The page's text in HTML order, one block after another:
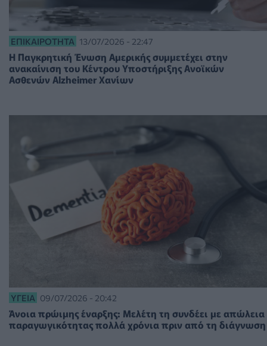
ΕΠΙΚΑΙΡΌΤΗΤΑ 13/07/2026 - 22:47
Η Παγκρητική Ένωση Αμερικής συμμετέχει στην
ανακαίνιση του Κέντρου Υποστήριξης Ανοϊκών
Ασθενών Alzheimer Χανίων
ΥΓΕΊΑ 09/07/2026 - 20:42
Άνοια πρώιμης έναρξης: Μελέτη τη συνδέει με απώλεια
παραγωγικότητας πολλά χρόνια πριν από τη διάγνωση